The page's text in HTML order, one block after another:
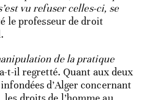
vu refuser celles-ci, se
le professeur de droit
de la pratique
t-il regretté. Quant aux deux
d’Alger concernant